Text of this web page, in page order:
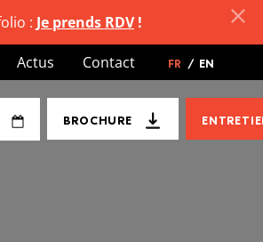
Actus Contact FR / EN
BROCHURE
: Je prends RDV!